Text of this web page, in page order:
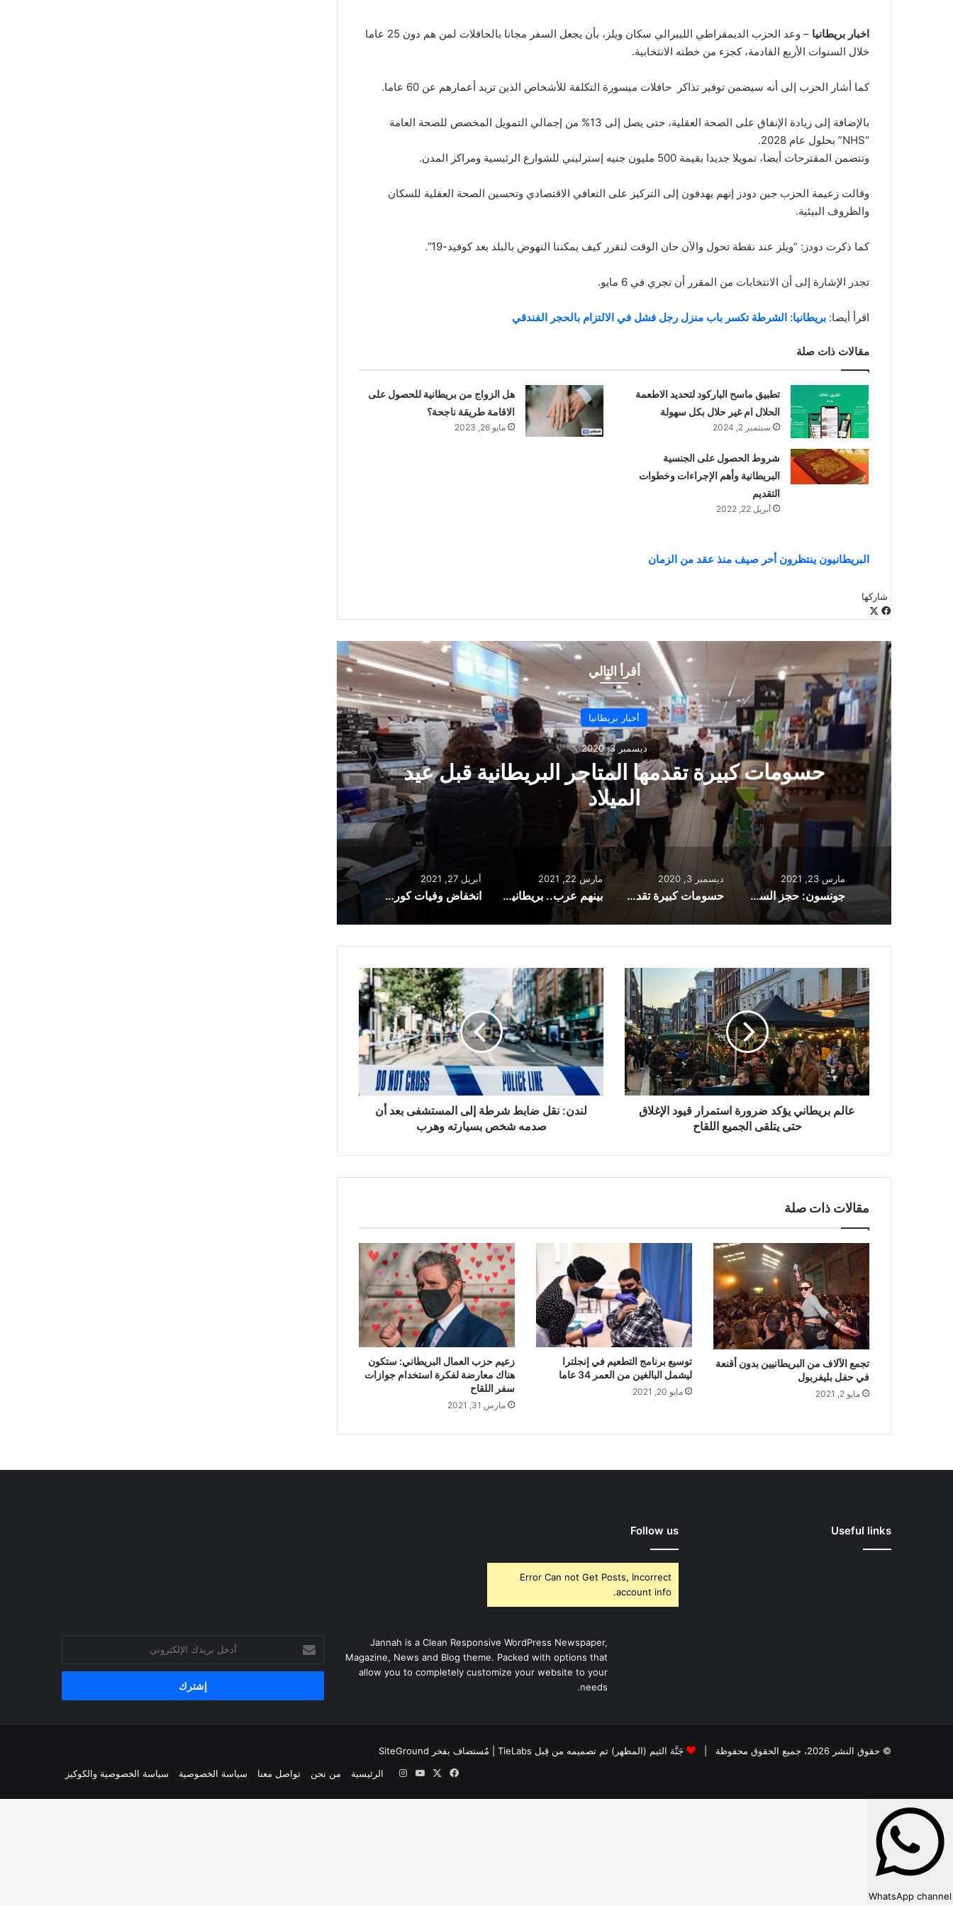
اخبار بريطانيا
– وعد الحزب الديمقراطي الليبرالي سكان ويلز، بأن يجعل السفر مجانا بالحافلات لمن هم دون 25 عاما
خلال السنوات الأربع القادمة، كجزء من خطته الانتخابية.
كما أشار الحزب إلى أنه سيضمن توفير تذاكر حافلات ميسورة التكلفة للأشخاص الذين تزيد أعمارهم عن 60 عاما.
بالإضافة إلى زيادة الإنفاق على الصحة العقلية، حتى يصل إلى 13% من إجمالي التمويل المخصص للصحة العامة
“NHS” بحلول عام 2028.
وتتضمن المقترحات أيضا، تمويلا جديدا بقيمة 500 مليون جنيه إسترليني للشوارع الرئيسية ومراكز المدن.
وقالت زعيمة الحزب جين دودز إنهم يهدفون إلى التركيز على التعافي الاقتصادي وتحسين الصحة العقلية للسكان
والظروف البيئية.
كما ذكرت دودز: “ويلز عند نقطة تحول والآن حان الوقت لنقرر كيف يمكننا النهوض بالبلد بعد كوفيد-19”.
تجدر الإشارة إلى أن الانتخابات من المقرر أن تجري في 6 مايو.
اقرأ أيضا: بريطانيا: الشرطة تكسر باب منزل رجل فشل في الالتزام بالحجر الفندقي
مقالات ذات صلة
تطبيق ماسح الباركود لتحديد الاطعمة
الحلال ام غير حلال بكل سهولة
سبتمبر 2, 2024
هل الزواج من بريطانية للحصول على
الاقامة طريقة ناجحة؟
مايو 26, 2023
شروط الحصول على الجنسية
البريطانية وأهم الإجراءات وخطوات
التقديم
أبريل 22, 2022
البريطانيون ينتظرون أحر صيف منذ عقد من الزمان
شاركها
فيسبوك
البريد
أقرأ التالي
أخبار بريطانيا
مارس 22, 2021
بينهم عرب.. بريطانيا تحتجز 16 مهاجرا للاشتباه في
ارتكابهم مخالفات تتعلق بالهجرة
مارس 23, 2021
جونسون: حجز السفر لقضاء العطلة الصيفية في الخارج “سابق لأوانه”
ديسمبر 3, 2020
حسومات كبيرة تقدمها المتاجر البريطانية قبل عيد الميلاد
مارس 22, 2021
بينهم عرب.. بريطانيا تحتجز 16 مهاجرا للاشتباه في ارتكابهم مخالفات تتعلق بالهجرة
أبريل 27, 2021
انخفاض وفيات كورونا الأسبوعية في إنجلترا وويلز إلى أدنى مستوى منذ 6 أشهر
عالم
بريطاني
يؤكد
ضرورة
استمرار
قيود
الإغلاق
حتى
يتلقى
الجميععالم بريطاني يؤكد ضرورة استمرار قيود الإغلاق
حتى يتلقى الجميع اللقاح
لندن:
نقل
ضابط
شرطة
إلى
المستشفى
بعد
صدمه
شخصلندن: نقل ضابط شرطة إلى المستشفى بعد أن
صدمه شخص بسيارته وهرب
مقالات ذات صلة
تجمع الآلاف من البريطانيين بدون أقنعة
في حفل بليفربول
مايو 2, 2021
توسيع برنامج التطعيم في إنجلترا
ليشمل البالغين من العمر 34 عاما
مايو 20, 2021
زعيم حزب العمال البريطاني: ستكون
هناك معارضة لفكرة استخدام جوازات
سفر اللقاح
مارس 31, 2021
Useful links
Follow us
Error Can not Get Posts, Incorrect
account info.
Jannah is a Clean Responsive WordPress Newspaper,
Magazine, News and Blog theme. Packed with options that
allow you to completely customize your website to your
needs.
بريدك
الإلكتروني
© حقوق النشر 2026، جميع الحقوق محفوظة | جَنَّة الثيم (المظهر) تم تصميمه من قِبل TieLabs | مُستضاف بفخر SiteGround
الرئيسية
من نحن تواصل معنا سياسة الخصوصية سياسة الخصوصية والكوكيز فيسبوك ‫YouTube
انستقرام
WhatsApp channel